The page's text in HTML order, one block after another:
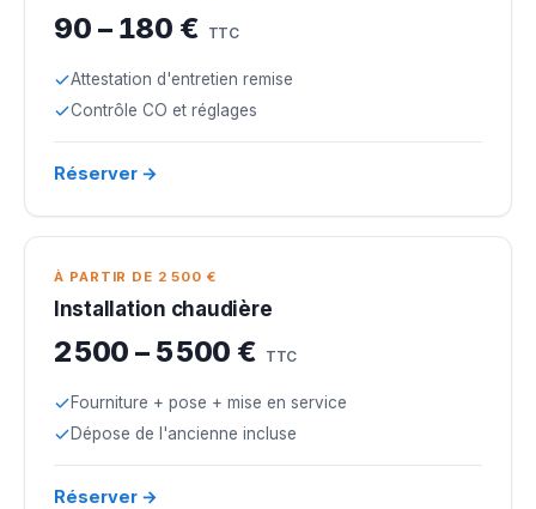
90 – 180 € TTC
Attestation d'entretien remise
Contrôle CO et réglages
Réserver →
À PARTIR DE 2 500 €
Installation chaudière
2 500 – 5 500 € TTC
Fourniture + pose + mise en service
Dépose de l'ancienne incluse
Réserver →